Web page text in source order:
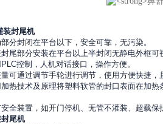
装封尾机
分封闭在平台以下，安全可靠，无污染。
封尾部分安装在平台以上半封闭无静电外框可
PLC控制，人机对话接口，操作方便。
量可通过调节手轮进行调节，使用方便快捷，
加热技术及原理将塑料软管的封口表面在加
安全装置，如开门停机、无管不灌装、超载保
尾机